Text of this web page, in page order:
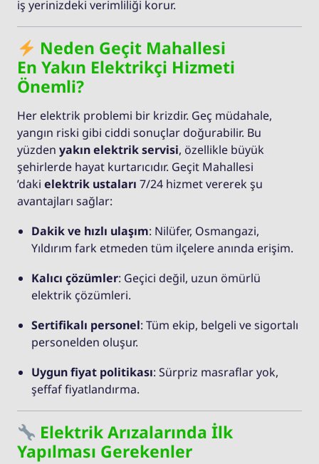
iş yerinizdeki verimliliği korur.
Neden Geçit Mahallesi
En Yakın Elektrikçi Hizmeti
Önemli?
Her elektrik problemi bir krizdir. Geç müdahale,
yangın riski gibi ciddi sonuçlar doğurabilir. Bu
yüzden yakın elektrik servisi, özellikle büyük
şehirlerde hayat kurtarıcıdır. Geçit Mahallesi
’daki elektrik ustaları 7/24 hizmet vererek şu
avantajları sağlar:
Dakik ve hızlı ulaşım: Nilüfer, Osmangazi,
Yıldırım fark etmeden tüm ilçelere anında erişim.
Kalıcı çözümler: Geçici değil, uzun ömürlü
elektrik çözümleri.
Sertifikalı personel: Tüm ekip, belgeli ve sigortalı
personelden oluşur.
Uygun fiyat politikası: Sürpriz masraflar yok,
şeffaf fiyatlandırma.
Elektrik Arızalarında İlk
Yapılması Gerekenler